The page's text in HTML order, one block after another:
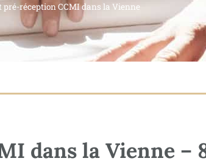
pré-réception CCMI dans la Vienne
dans la Vienne –